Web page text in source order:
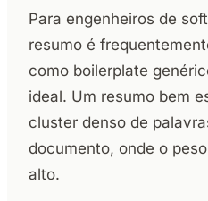
Para engenheiros de
resumo é
como boilerplate
ideal. Um resumo bem
cluster denso de
documento, onde o
alto.